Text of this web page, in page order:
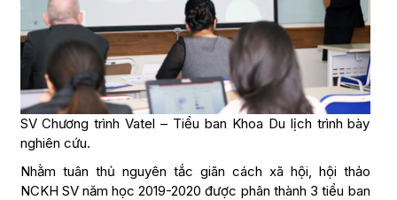
SV Chương trình Vatel – Tiểu ban Khoa Du lịch trình bày
nghiên cứu.
Nhằm tuân thủ nguyên tắc giãn cách xã hội, hội thảo
NCKH SV năm học 2019-2020 được phân thành 3 tiểu ban